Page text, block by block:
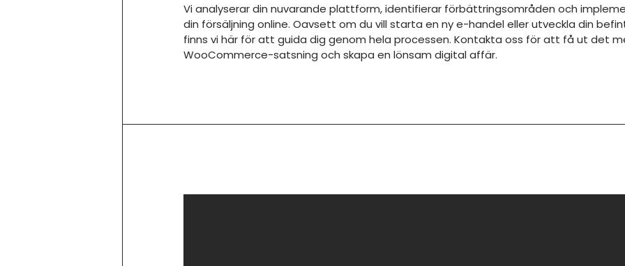
Vi analyserar din nuvarande plattform, identifierar förbättringsområden och
din försäljning online. Oavsett om du vill starta en ny e-handel eller utveckla din
finns vi här för att guida dig genom hela processen. Kontakta oss för att få ut det
WooCommerce-satsning och skapa en lönsam digital affär.